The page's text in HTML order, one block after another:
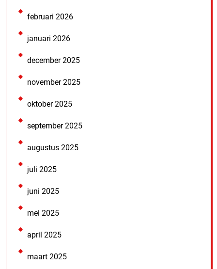
februari 2026
januari 2026
december 2025
november 2025
oktober 2025
september 2025
augustus 2025
juli 2025
juni 2025
mei 2025
april 2025
maart 2025